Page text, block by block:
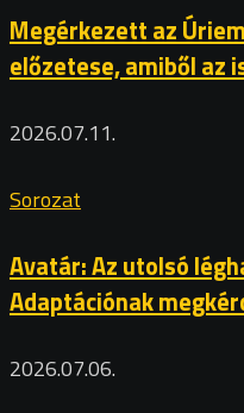
Megérkezett az
előzetese, amiből az
2026.07.11.
Sorozat
Avatár: Az utolsó
Adaptációnak
2026.07.06.